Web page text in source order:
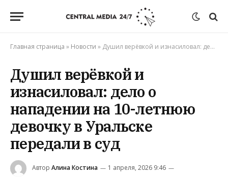
Главная страница » Новости » Душил верёвкой и изнасиловал: дело о нападении на 10-летнюю девочку в Уральске передали в суд
Душил верёвкой и
изнасиловал: дело о
нападении на 10-летнюю
девочку в Уральске
передали в суд
Автор Алина Костина
1 апреля, 2026 9:46